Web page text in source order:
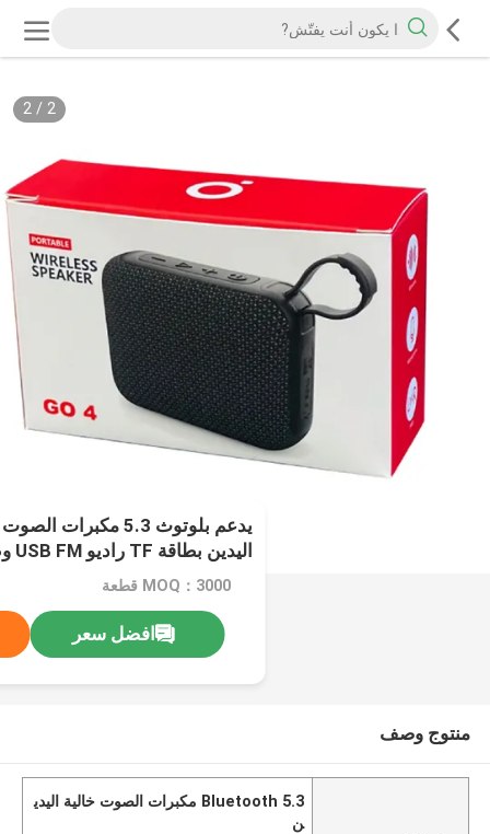
2
/
2
يدعم بلوتوث 5.3
صوت عالية
MOQ：3000 قطعة
افضل سعر
منتوج وصف
Bluetooth 5.3 مكبرات الصوت خالية اليدي
ن